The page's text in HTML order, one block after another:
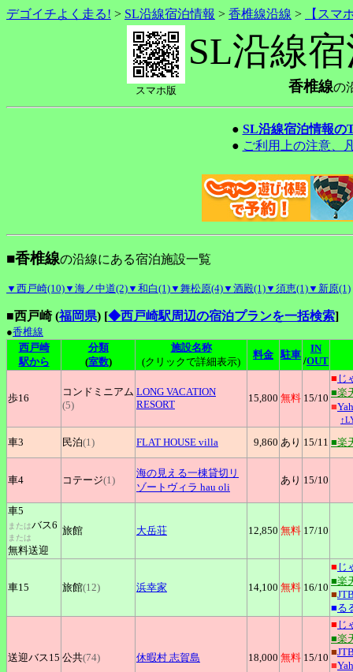
デゴイチよく走る! > SL沿線宿泊情報 > 香椎線沿線 > 【スマ
スマホ版
SL沿線
香椎線の
● SL沿線宿泊情報の
● ご利用上の注意、
■香椎線の沿線にある宿泊施設一覧
▼西戸崎(10)▼海ノ中道(2)▼和白(1)▼舞松原(4)▼酒殿(1)▼須恵(1)▼新原(1)
■西戸崎 (福岡県) [◆西戸崎駅周辺の宿泊プランを一括検索]
●香椎線
西戸崎
駅から
分類
(室数)
施設名称
(クリックで詳細表示)
料金 駐車
IN
/OUT
歩16
コンドミニアム
(5)
LONG VACATION
RESORT
15,800 無料 15/10
■ じ
■楽
■
車3 民泊(1) FLAT HOUSE villa 9,860 あり 15/11 ■楽
車4 コテージ(1)
海の見える一棟貸切リ
ゾートヴィラ hau oli
あり 15/10
車5
またはバス6
または
無料送迎
旅館 大岳荘 12,850 無料 17/10
車15 旅館(12) 浜幸家 14,100 無料 16/10
■ じ
■楽
■
■る
送迎バス15 公共(74) 休暇村 志賀島 18,000 無料 15/10
■ じ
■楽
■
■